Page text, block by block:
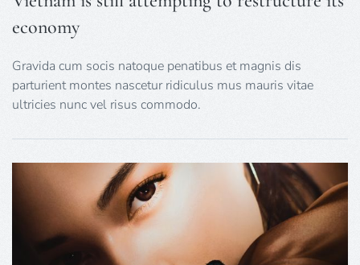
economy
Gravida cum socis natoque penatibus et magnis dis
parturient montes nascetur ridiculus mus mauris vitae
ultricies nunc vel risus commodo.